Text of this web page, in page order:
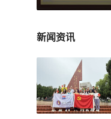
新闻资讯